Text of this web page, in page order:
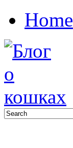
Home